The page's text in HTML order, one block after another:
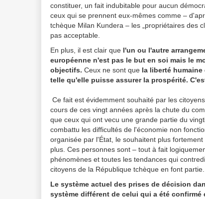
constituer, un fait indubitable pour aucun
ceux qui se prennent eux-mêmes comme –
tchèque Milan Kundera – les „propriétaires des
pas acceptable.
En plus, il est clair que l'un ou l'autre
européenne n'est pas le but en soi mais le
objectifs. Ceux ne sont que la liberté
telle qu'elle puisse assurer la prospérité.
Ce fait est évidemment souhaité par les
cours de ces vingt années après la chute du
que ceux qui ont vecu une grande partie du
combattu les difficultés de l'économie non
organisée par l'État, le souhaitent plus
plus. Ces personnes sont – tout à fait
phénomènes et toutes les tendances qui
citoyens de la République tchèque en font partie.
Le système actuel des prises de décision
système différent de celui qui a été confirmé